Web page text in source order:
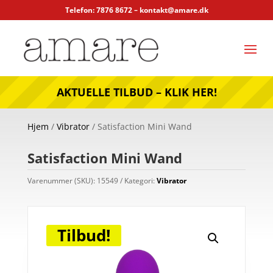
Telefon: 7876 8672 – kontakt@amare.dk
AKTUELLE TILBUD – KLIK HER!
Hjem / Vibrator/ Satisfaction Mini Wand
Satisfaction Mini Wand
Varenummer (SKU): 15549 Kategori: Vibrator
Tilbud!